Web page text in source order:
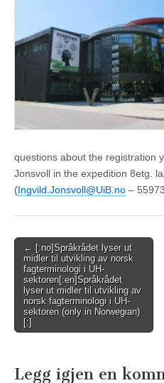
questions about the registration
Jonsvoll in the expedition 8etg.
(Ingvild.Jonsvoll@UiB.no –
Post
navigation
← [:no]Språkrådet lyser ut
midler til utvikling av norsk
fagterminologi i UH-
sektoren[:en]Språkrådet
lyser ut midler til utvikling av
norsk fagterminologi i UH-
sektoren (only in Norwegian)
[:]
Legg igjen en